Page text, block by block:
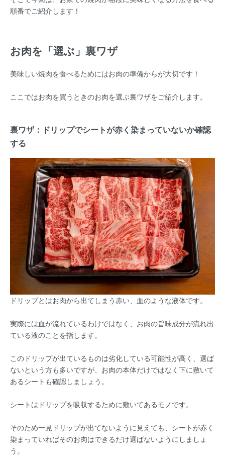
順番でご紹介します！
お肉を「選ぶ」裏ワザ
美味しい焼肉を食べるためにはお肉の準備からが大切です！
ここではお肉を買うときのお肉を選ぶ裏ワザをご紹介します。
裏ワザ：ドリップでシートが赤く染まっていないか確認
する
ドリップとはお肉から出てしまう赤い、血のような液体です。
実際には血が流れているわけではなく、お肉の旨味成分が流れ出
ている液のことを指します。
このドリップが出ているものは劣化している可能性が高く、選ば
ないという方も多いですが、お肉の本体だけではなく下に敷いて
あるシートも確認しましょう。
シートはドリップを吸収するために敷いてあるモノです。
そのため一見ドリップが出てないように見えても、シートが赤く
染まっていればそのお肉はできるだけ選ばないようにしましょ
う。